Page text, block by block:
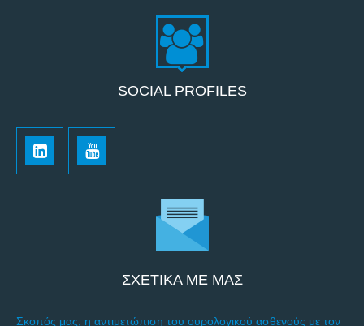
SOCIAL PROFILES
ΣΧΕΤΙΚΑ ΜΕ ΜΑΣ
Σκοπός μας, η αντιμετώπιση του ουρολογικού ασθενούς με τον